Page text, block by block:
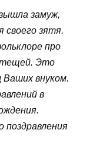
замуж,
своего зятя.
про
Это
внуком.
в
поздравления